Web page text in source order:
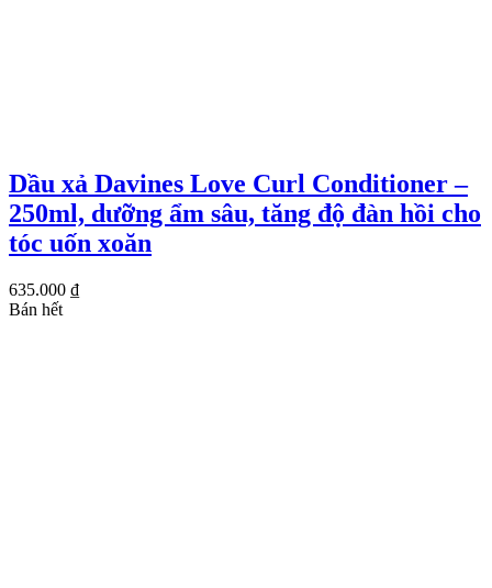
Dầu xả Davines Love Curl Conditioner –
250ml, dưỡng ẩm sâu, tăng độ đàn hồi cho
tóc uốn xoăn
635.000 ₫
Bán hết